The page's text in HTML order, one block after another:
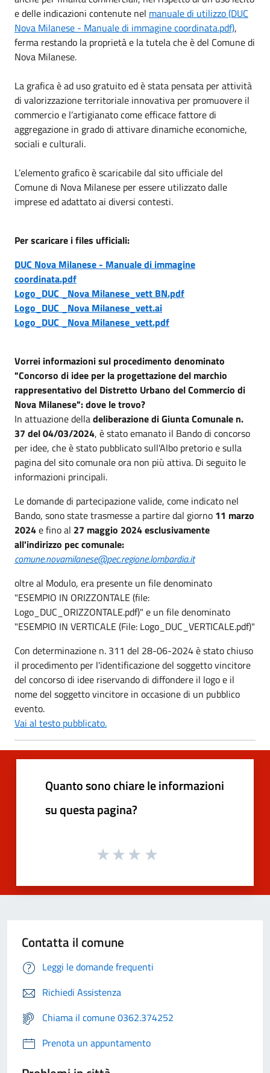
e delle indicazioni contenute nel manuale di utilizzo (DUC
Nova Milanese - Manuale di immagine coordinata.pdf),
ferma restando la proprietà e la tutela che è del Comune di
Nova Milanese.
La grafica è ad uso gratuito ed è stata pensata per attività
di valorizzazione territoriale innovativa per promuovere il
commercio e l’artigianato come efficace fattore di
aggregazione in grado di attivare dinamiche economiche,
sociali e culturali.
L’elemento grafico è scaricabile dal sito ufficiale del
Comune di Nova Milanese per essere utilizzato dalle
imprese ed adattato ai diversi contesti.
Per scaricare i files ufficiali:
DUC Nova Milanese - Manuale di immagine
coordinata.pdf
Logo_DUC _Nova Milanese_vett BN.pdf
Logo_DUC _Nova Milanese_vett.ai
Logo_DUC _Nova Milanese_vett.pdf
Vorrei informazioni sul procedimento denominato
"Concorso di idee per la progettazione del marchio
rappresentativo del Distretto Urbano del Commercio di
Nova Milanese": dove le trovo?
In attuazione delladeliberazione di Giunta Comunale n.
37 del 04/03/2024, è stato emanato il Bando di concorso
per idee, che è stato pubblicato sull'Albo pretorio e sulla
pagina del sito comunale ora non più attiva. Di seguito le
informazioni principali.
Le domande di partecipazione valide, come indicato nel
Bando, sono state trasmesse a partire dal giorno 11 marzo
2024e fino al 27 maggio 2024 esclusivamente
all'indirizzo pec comunale:
comune.novamilanese@pec.regione.lombardia.it
oltre al Modulo, era presente un file denominato
"ESEMPIO IN ORIZZONTALE (file:
Logo_DUC_ORIZZONTALE.pdf)" e un file denominato
"ESEMPIO IN VERTICALE (File: Logo_DUC_VERTICALE.pdf)"
Con determinazione n. 311 del 28-06-2024 è stato chiuso
il procedimento per l'identificazione del soggetto vincitore
del concorso di idee riservando di diffondere il logo e il
nome del soggetto vincitore in occasione di un pubblico
evento.
Vai al testo pubblicato.
Quanto sono chiare le informazioni
su questa pagina?
Contatta il comune
Leggi le domande frequenti
Richiedi Assistenza
Chiama il comune 0362.374252
Prenota un appuntamento